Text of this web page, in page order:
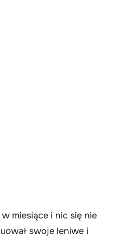
miesiące i nic się nie
swoje leniwe i